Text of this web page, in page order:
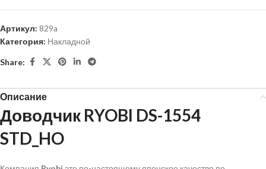
Артикул: 829a
Категория: Накладной
Share:
Описание
Доводчик RYOBI DS-1554
STD_HO